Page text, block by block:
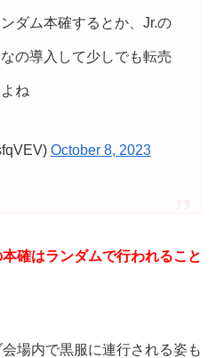
ダム本確するとか、Jr.の
の導入して少しでも転売
ね
October 8, 2023
確はランダムで行われること
場内で黒服に連行される姿も